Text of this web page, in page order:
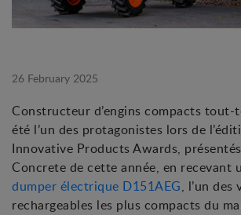
26 February 2025
Constructeur d’engins compacts tout-
été l’un des protagonistes lors de
Innovative Products Awards,
Concrete de cette année, en recevant
dumper électrique D151AEG, l’un des
rechargeables les plus compacts du